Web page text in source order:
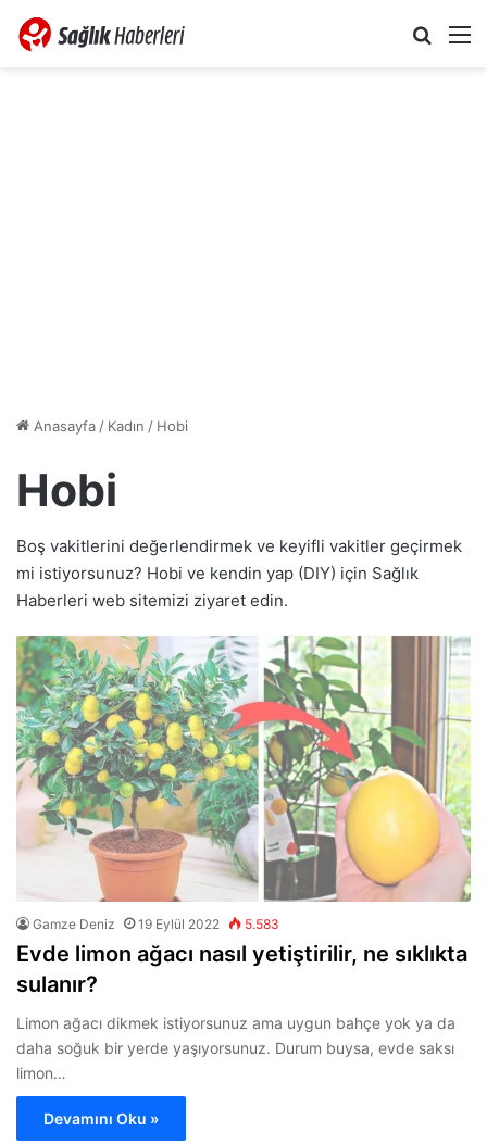
Anasayfa/ Kadın / Hobi
Hobi
Boş vakitlerini değerlendirmek ve keyifli vakitler geçirmek
mi istiyorsunuz? Hobi ve kendin yap (DIY) için Sağlık
Haberleri web sitemizi ziyaret edin.
Gamze Deniz 19 Eylül 2022 5.583
Evde limon ağacı nasıl yetiştirilir, ne sıklıkta
sulanır?
Limon ağacı dikmek istiyorsunuz ama uygun bahçe yok ya da
daha soğuk bir yerde yaşıyorsunuz. Durum buysa, evde saksı
limon…
Devamını Oku »